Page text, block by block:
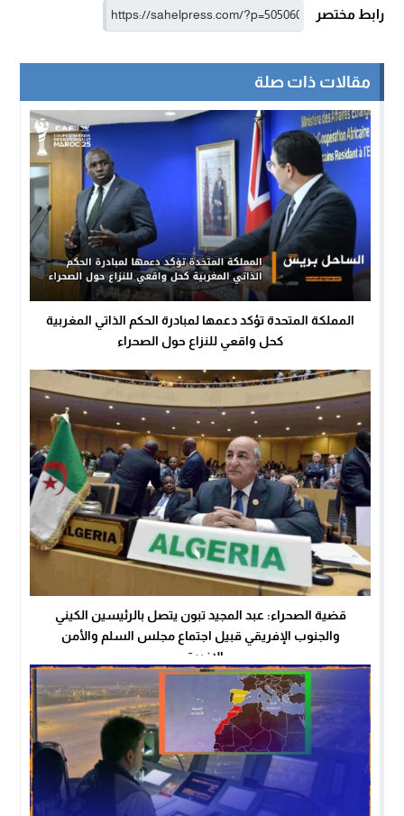
رابط مختصر
مقالات ذات صلة
المملكة المتحدة تؤكد دعمها لمبادرة الحكم الذاتي المغربية
كحل واقعي للنزاع حول الصحراء
قضية الصحراء: عبد المجيد تبون يتصل بالرئيسين الكيني
والجنوب الإفريقي قبيل اجتماع مجلس السلم والأمن
الإفريقي